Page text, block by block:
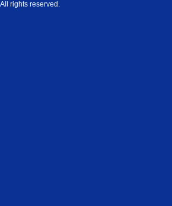
rights reserved.